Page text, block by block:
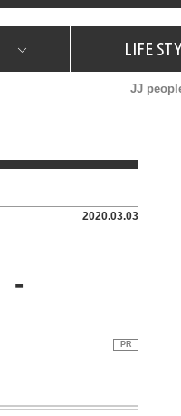
JJスタッフの"
コスメ
LIFE
JJグルメガイド
JJ
2020.03.03
-
PR